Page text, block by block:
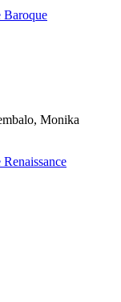
Monika